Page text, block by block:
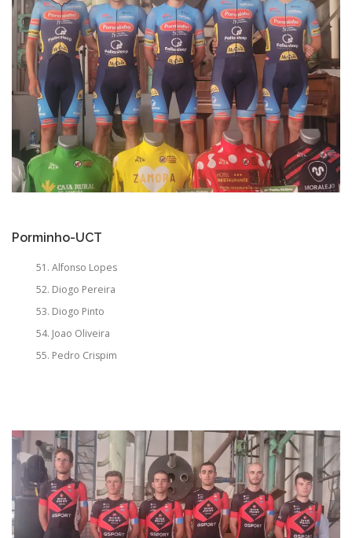
Porminho-UCT
Alfonso Lopes
Diogo Pereira
Diogo Pinto
Joao Oliveira
Pedro Crispim